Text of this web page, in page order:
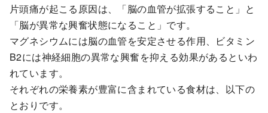
片頭痛が起こる原因は、「脳の血管が拡張すること」と
「脳が異常な興奮状態になること」です。
マグネシウムには脳の血管を安定させる作用、ビタミン
B2には神経細胞の異常な興奮を抑える効果があるといわ
れています。
それぞれの栄養素が豊富に含まれている食材は、以下の
とおりです。